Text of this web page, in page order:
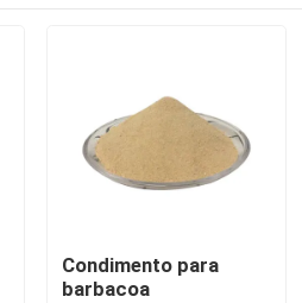
Condimento para
barbacoa